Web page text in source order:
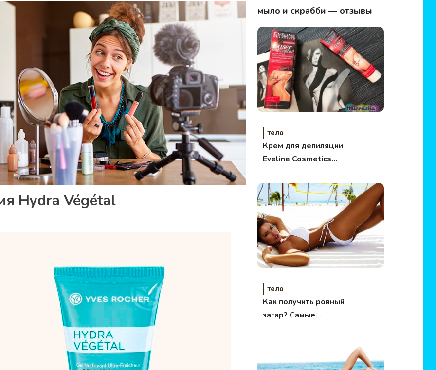
Hydra Végétal
мыло и скрабби — отзывы
тело
Крем для депиляции
Eveline Cosmetics
Отзывы
тело
Как получить ровный
загар? Самые